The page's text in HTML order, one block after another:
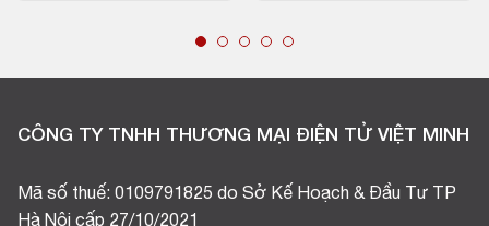
CÔNG TY TNHH THƯƠNG MẠI ĐIỆN TỬ VIỆT MINH
Mã số thuế: 0109791825 do Sở Kế Hoạch & Đầu Tư TP
Hà Nội cấp 27/10/2021